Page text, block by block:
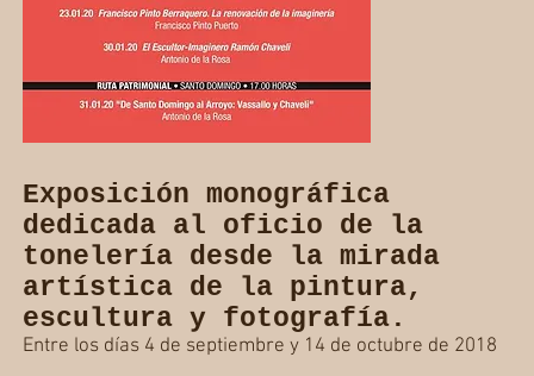
Exposición monográfica
dedicada al oficio de la
tonelería desde la mirada
artística de la pintura,
escultura y fotografía.
Entre los días 4 de septiembre y 14 de octubre de 2018